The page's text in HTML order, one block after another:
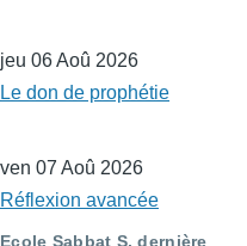
jeu 06 Aoû 2026
Le don de prophétie
ven 07 Aoû 2026
Réflexion avancée
Ecole Sabbat S. dernière